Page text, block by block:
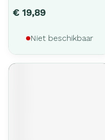
€ 19,89
Niet beschikbaar